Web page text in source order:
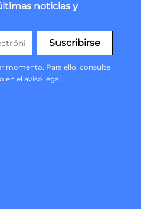
noticias y
momento. Para ello, consulte
en el aviso legal.